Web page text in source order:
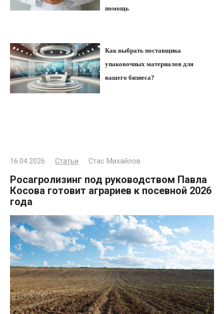
помощь
Как выбрать поставщика
упаковочных материалов для
вашего бизнеса?
16.04.2026 Статьи Стас Михайлов
Росагролизинг под руководством Павла
Косова готовит аграриев к посевной 2026
года